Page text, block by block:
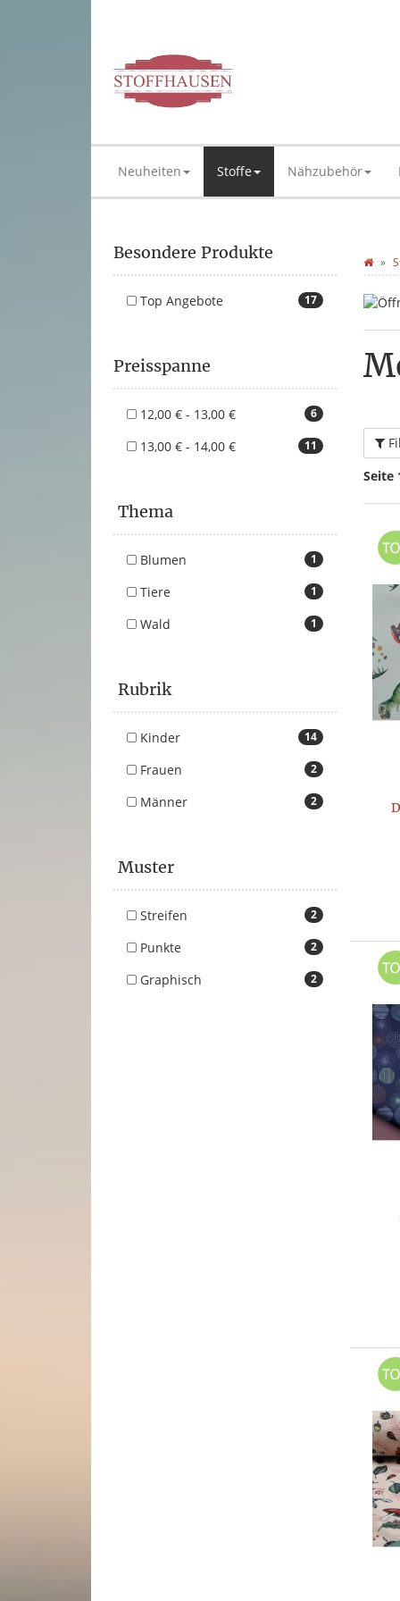
Neuheiten Stoffe Nähzubehör
Seite
Besondere Produkte
17
Top Angebote
Preisspanne
6
12,00 € - 13,00 €
11
13,00 € - 14,00 €
Thema
1
Blumen
1
Tiere
1
Wald
Rubrik
14
Kinder
2
Frauen
2
Männer
Muster
2
Streifen
2
Punkte
2
Graphisch